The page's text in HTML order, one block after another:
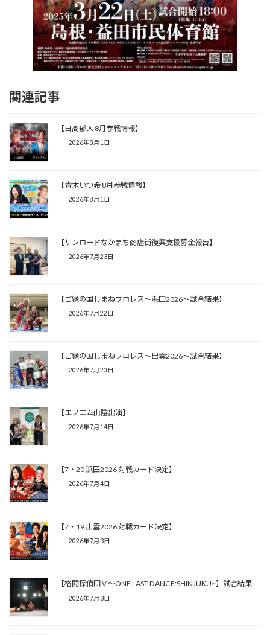
関連記事
【日高郁人 8月参戦情報】
2026年8月1日
【青木いつ希 8月参戦情報】
2026年8月1日
【サンロードなかまち商店街復興支援募金報告】
2026年7月23日
【ご縁の国しまねプロレス〜浜田2026〜試合結果】
2026年7月22日
【ご縁の国しまねプロレス〜出雲2026〜試合結果】
2026年7月20日
【エフエム山陰出演】
2026年7月14日
【7・20 浜田2026 対戦カード決定】
2026年7月4日
【7・19 出雲2026 対戦カード決定】
2026年7月3日
【格闘探偵団Ⅴ～ONE LAST DANCE:SHINJUKU~】試合結果
2026年7月3日